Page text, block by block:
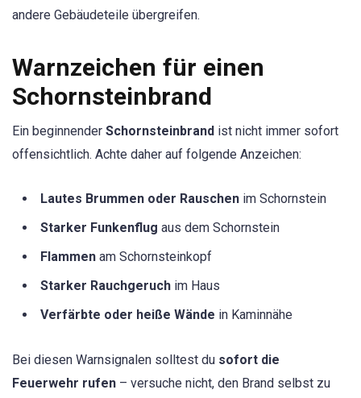
andere Gebäudeteile übergreifen.
Warnzeichen für einen
Schornsteinbrand
Ein beginnender Schornsteinbrand ist nicht immer sofort
offensichtlich. Achte daher auf folgende Anzeichen:
Lautes Brummen oder Rauschen im Schornstein
Starker Funkenflug aus dem Schornstein
Flammen am Schornsteinkopf
Starker Rauchgeruch im Haus
Verfärbte oder heiße Wände in Kaminnähe
Bei diesen Warnsignalen solltest du sofort die
Feuerwehr rufen – versuche nicht, den Brand selbst zu